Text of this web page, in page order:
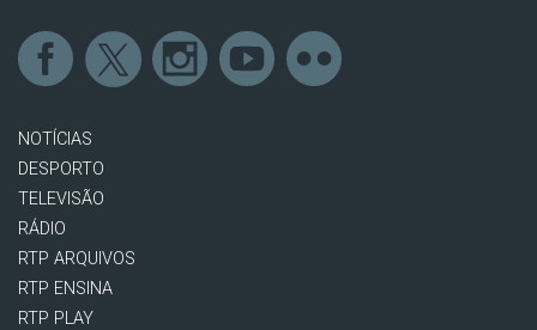
NOTÍCIAS
DESPORTO
TELEVISÃO
RÁDIO
RTP ARQUIVOS
RTP ENSINA
RTP PLAY